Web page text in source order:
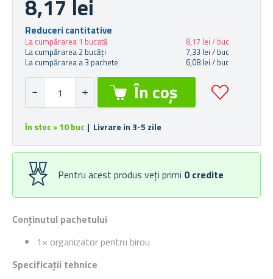
Conținutul pachetului
1× organizator pentru birou
Specificații tehnice
8,17 lei
Reduceri cantitative
La cumpărarea 1 bucată
8,17 lei / buc
La cumpărarea 2 bucăți
7,33 lei / buc
La cumpărarea a 3 pachete
6,08 lei / buc
În stoc > 10 buc | Livrare in 3-5 zile
Pentru acest produs veți primi 0 credite